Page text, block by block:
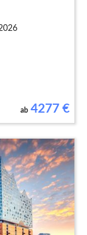
ab 4277 €